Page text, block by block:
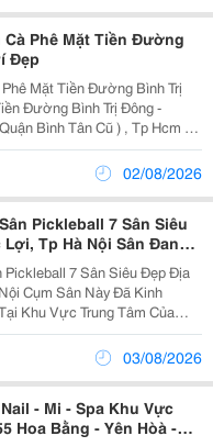
Phê Mặt Tiền Đường
Đẹp
Mặt Tiền Đường Bình Trị
Bình Tân Cũ ) , Tp Hcm -
8M - Mặt Bằng: Tầng Trệt,
15...
02/08/2026
Pickleball 7 Sân Siêu
Tp Hà Nội Sân Đang
Lượng7 Sân Siêu Đẹp Địa
Kinh
Khu Vực Trung Tâm Của
Lượng Khách Và Doanh
Thoáng Đãng, Cơ Sở Vật
03/08/2026
- Mi - Spa Khu Vực
Hoa Bằng - Yên Hòà -